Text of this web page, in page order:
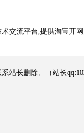
交流平台,提供淘宝开
站长删除。（站长